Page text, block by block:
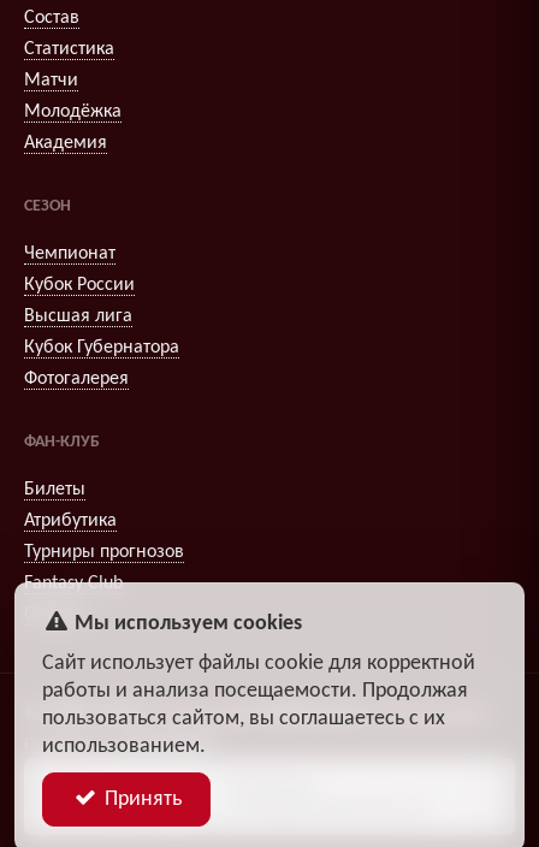
Состав
Статистика
Матчи
Молодёжка
Академия
СЕЗОН
Чемпионат
Кубок России
Высшая лига
Кубок Губернатора
Фотогалерея
ФАН-КЛУБ
Билеты
Атрибутика
Турниры прогнозов
Fantasy Club
Опросы
© 2009–2026,АлександрDiosEspectroЛитвиненко
Поддержка:группа ДЗЧРХ
Блог
разработчика
Мы используем cookies
Сайт использует файлы cookie для корректной
работы и анализа посещаемости. Продолжая
пользоваться сайтом, вы соглашаетесь с их
использованием.
Принять